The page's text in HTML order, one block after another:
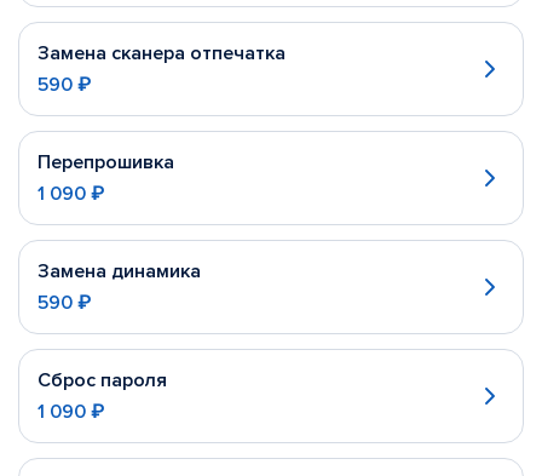
Замена сканера отпечатка
590 ₽
Перепрошивка
1 090 ₽
Замена динамика
590 ₽
Сброс пароля
1 090 ₽